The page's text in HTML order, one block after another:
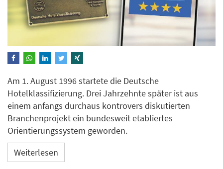
Am 1. August 1996 startete die Deutsche
Hotelklassifizierung. Drei Jahrzehnte später ist aus
einem anfangs durchaus kontrovers diskutierten
Branchenprojekt ein bundesweit etabliertes
Orientierungssystem geworden.
Weiterlesen